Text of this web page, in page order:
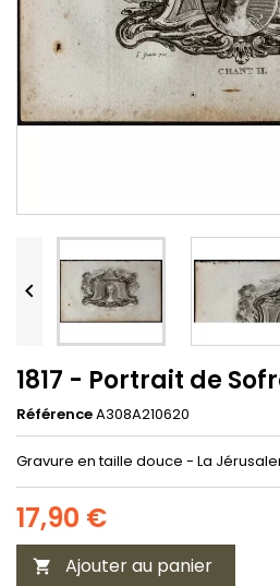

1817 - Portrait de
RéférenceA308A210620
Gravure en taille douce - La
17,90 €
 Ajouter au panier